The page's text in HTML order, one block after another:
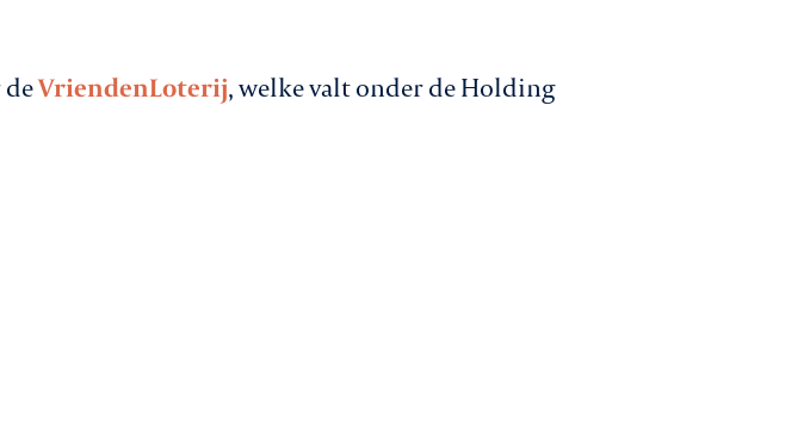
deVriendenLoterij, welke valt onder de Holding